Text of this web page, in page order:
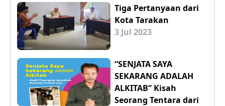
Tiga Pertanyaan dari
Kota Tarakan
3 Jul 2023
“SENJATA SAYA
SEKARANG ADALAH
ALKITAB” Kisah
Seorang Tentara dari